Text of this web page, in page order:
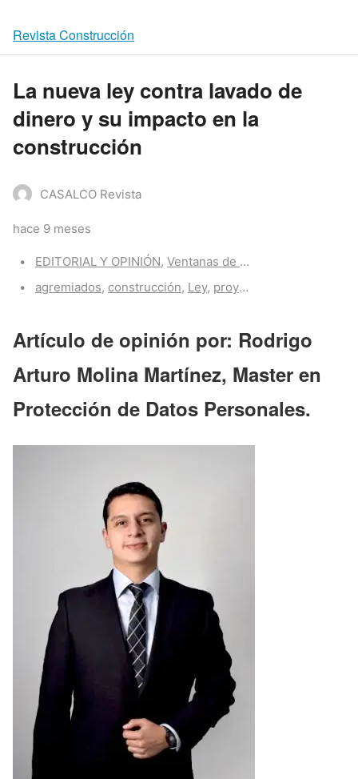
Revista Construcción
La nueva ley contra lavado de
dinero y su impacto en la
construcción
CASALCO Revista
hace 9 meses
Categories:
EDITORIAL Y OPINIÓN, Ventanas de opinión
Tags:
agremiados, construcción, Ley, proyectos
Artículo de opinión por: Rodrigo
Arturo Molina Martínez, Master en
Protección de Datos Personales.